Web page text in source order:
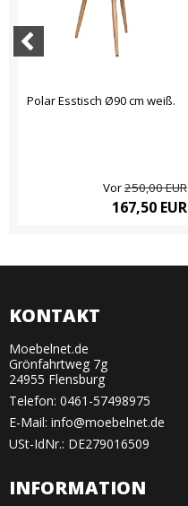
Polar Esstisch Ø90 cm weiß.
Vor250,00 EUR
167,50 EUR
KONTAKT
Moebelnet.de
Grönfahrtweg 7g
24955 Flensburg
Telefon: 0461-57498975
E-Mail: info@moebelnet.de
USt-IdNr.: DE279016509
INFORMATION